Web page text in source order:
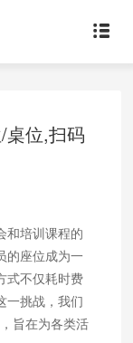
桌位,扫码
和培训课程的
的座位成为一
式不仅耗时费
一挑战，我们
旨在为各类活